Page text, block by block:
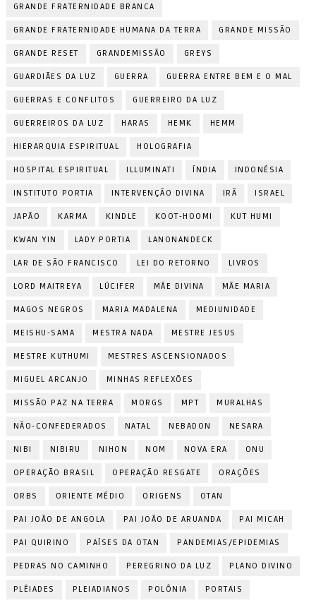
GRANDE FRATERNIDADE BRANCA
GRANDE FRATERNIDADE HUMANA DA TERRA GRANDE MISSÃO
GRANDE RESET GRANDEMISSÃO GREYS
GUARDIÃES DA LUZ GUERRA GUERRA ENTRE BEM E O MAL
GUERRAS E CONFLITOS GUERREIRO DA LUZ
GUERREIROS DA LUZ HARAS HEMK HEMM
HIERARQUIA ESPIRITUAL HOLOGRAFIA
HOSPITAL ESPIRITUAL ILLUMINATI ÍNDIA INDONÉSIA
INSTITUTO PORTIA INTERVENÇÃO DIVINA IRÃ ISRAEL
JAPÃO KARMA KINDLE KOOT-HOOMI KUT HUMI
KWAN YIN LADY PORTIA LANONANDECK
LAR DE SÃO FRANCISCO LEI DO RETORNO LIVROS
LORD MAITREYA LÚCIFER MÃE DIVINA MÃE MARIA
MAGOS NEGROS MARIA MADALENA MEDIUNIDADE
MEISHU-SAMA MESTRA NADA MESTRE JESUS
MESTRE KUTHUMI MESTRES ASCENSIONADOS
MIGUEL ARCANJO MINHAS REFLEXÕES
MISSÃO PAZ NA TERRA MORGS MPT MURALHAS
NÃO-CONFEDERADOS NATAL NEBADON NESARA
NIBI NIBIRU NIHON NOM NOVA ERA ONU
OPERAÇÃO BRASIL OPERAÇÃO RESGATE ORAÇÕES
ORBS ORIENTE MÉDIO ORIGENS OTAN
PAI JOÃO DE ANGOLA PAI JOÃO DE ARUANDA PAI MICAH
PAI QUIRINO PAÍSES DA OTAN PANDEMIAS/EPIDEMIAS
PEDRAS NO CAMINHO PEREGRINO DA LUZ PLANO DIVINO
PLÊIADES PLEIADIANOS POLÔNIA PORTAIS